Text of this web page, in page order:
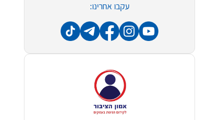
עקבו אחרינו: